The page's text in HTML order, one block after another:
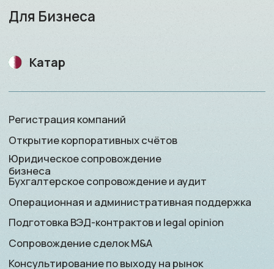
Для Частных лиц
Саудовская Аравия
Открытие личных счётов и private banking
Подбор актива для приобретения или продажи
недвижимости для Золотой визы
Получение резидентского статуса
Наследственное и налоговое планирование
Консультирование по инвестициям
Открытие личных счётов и private banking